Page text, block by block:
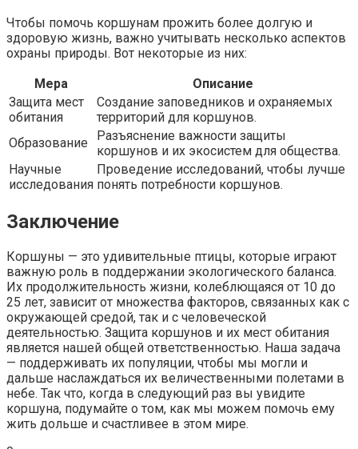
Чтобы помочь коршунам прожить более долгую и
здоровую жизнь, важно учитывать несколько аспектов
охраны природы. Вот некоторые из них:
Мера
Описание
Защита мест
обитания
Создание заповедников и охраняемых
территорий для коршунов.
Образование
Разъяснение важности защиты
коршунов и их экосистем для общества.
Научные
исследования
Проведение исследований, чтобы лучше
понять потребности коршунов.
Заключение
Коршуны — это удивительные птицы, которые играют
важную роль в поддержании экологического баланса.
Их продолжительность жизни, колеблющаяся от 10 до
25 лет, зависит от множества факторов, связанных как с
окружающей средой, так и с человеческой
деятельностью. Защита коршунов и их мест обитания
является нашей общей ответственностью. Наша задача
— поддерживать их популяции, чтобы мы могли и
дальше наслаждаться их величественными полетами в
небе. Так что, когда в следующий раз вы увидите
коршуна, подумайте о том, как мы можем помочь ему
жить дольше и счастливее в этом мире.